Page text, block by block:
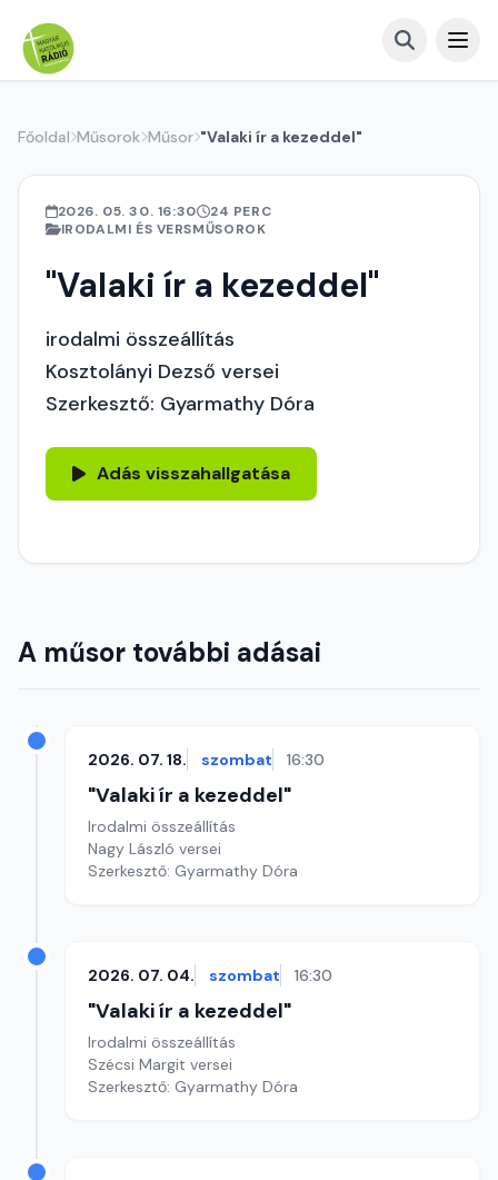
Főoldal Műsorok Műsor "Valaki ír a kezeddel"
2026. 05. 30. 16:30
24 PERC
IRODALMI ÉS VERSMŰSOROK
"Valaki ír a kezeddel"
irodalmi összeállítás
Kosztolányi Dezső versei
Szerkesztő: Gyarmathy Dóra
Adás visszahallgatása
A műsor további adásai
2026. 07. 18. szombat 16:30
"Valaki ír a kezeddel"
Irodalmi összeállítás
Nagy László versei
Szerkesztő: Gyarmathy Dóra
2026. 07. 04. szombat 16:30
"Valaki ír a kezeddel"
Irodalmi összeállítás
Szécsi Margit versei
Szerkesztő: Gyarmathy Dóra